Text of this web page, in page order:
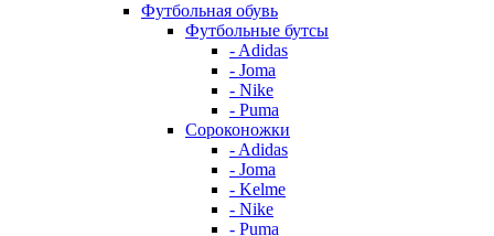
Футбольная обувь
Футбольные бутсы
- Adidas
- Joma
- Nike
- Puma
Сороконожки
- Adidas
- Joma
- Kelme
- Nike
- Puma